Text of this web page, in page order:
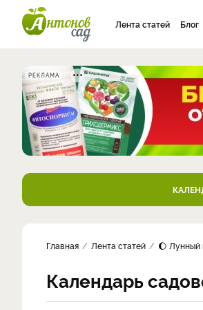
Лента статей Блог
РЕКЛАМА
Главная Лента статей 🌔 Лунный
Календарь